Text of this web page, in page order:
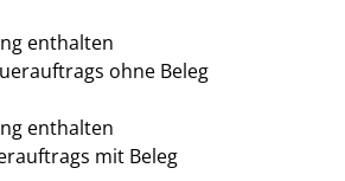
enthalten
ohne Beleg
enthalten
mit Beleg